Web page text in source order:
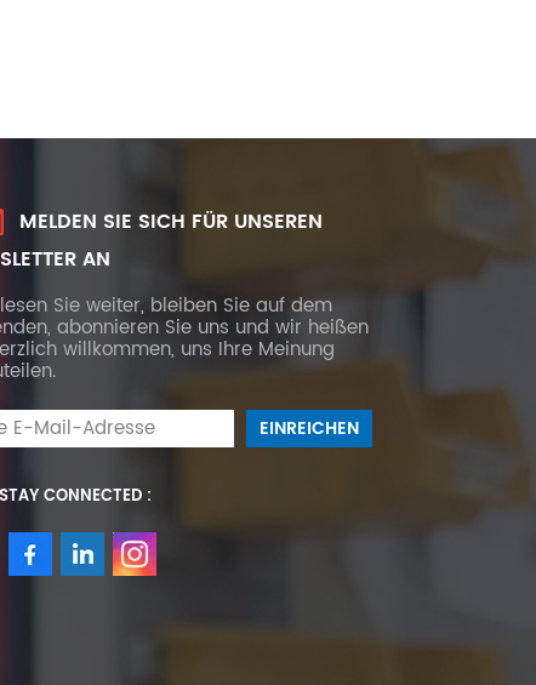
MELDEN SIE SICH FÜR UNSEREN
AN
Sie weiter, bleiben Sie auf dem
abonnieren Sie uns und wir heißen
willkommen, uns Ihre Meinung
STAY CONNECTED :